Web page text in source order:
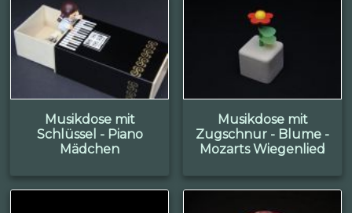
Musikdose mit
Schlüssel - Piano
Mädchen
Musikdose mit
Zugschnur - Blume -
Mozarts Wiegenlied